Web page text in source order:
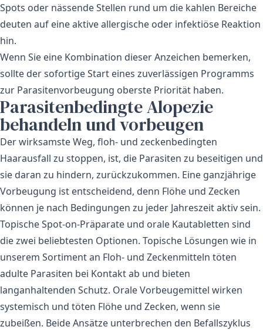
Spots oder nässende Stellen rund um die kahlen Bereiche
deuten auf eine aktive allergische oder infektiöse Reaktion
hin.
Wenn Sie eine Kombination dieser Anzeichen bemerken,
sollte der sofortige Start eines zuverlässigen Programms
zur Parasitenvorbeugung oberste Priorität haben.
Parasitenbedingte Alopezie
behandeln und vorbeugen
Der wirksamste Weg, floh- und zeckenbedingten
Haarausfall zu stoppen, ist, die Parasiten zu beseitigen und
sie daran zu hindern, zurückzukommen. Eine ganzjährige
Vorbeugung ist entscheidend, denn Flöhe und Zecken
können je nach Bedingungen zu jeder Jahreszeit aktiv sein.
Topische Spot-on-Präparate und orale Kautabletten sind
die zwei beliebtesten Optionen. Topische Lösungen wie in
unserem Sortiment an Floh- und Zeckenmitteln töten
adulte Parasiten bei Kontakt ab und bieten
langanhaltenden Schutz. Orale Vorbeugemittel wirken
systemisch und töten Flöhe und Zecken, wenn sie
zubeißen. Beide Ansätze unterbrechen den Befallszyklus